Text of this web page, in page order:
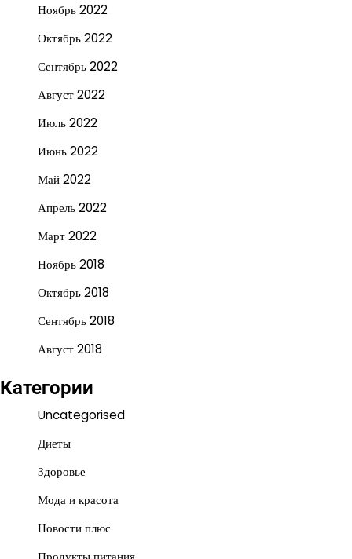
Ноябрь 2022
Октябрь 2022
Сентябрь 2022
Август 2022
Июль 2022
Июнь 2022
Май 2022
Апрель 2022
Март 2022
Ноябрь 2018
Октябрь 2018
Сентябрь 2018
Август 2018
Категории
Uncategorised
Диеты
Здоровье
Мода и красота
Новости плюс